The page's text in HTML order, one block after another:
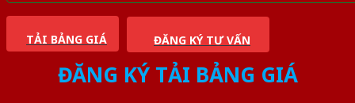
TẢI BẢNG GIÁ ĐĂNG KÝ TƯ VẤN
ĐĂNG KÝ TẢI BẢNG GIÁ